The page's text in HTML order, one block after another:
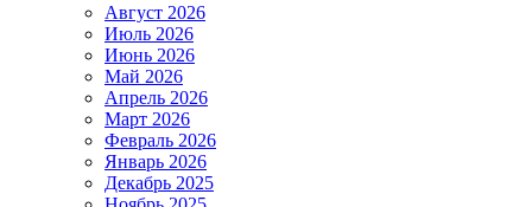
Август 2026
Июль 2026
Июнь 2026
Май 2026
Апрель 2026
Март 2026
Февраль 2026
Январь 2026
Декабрь 2025